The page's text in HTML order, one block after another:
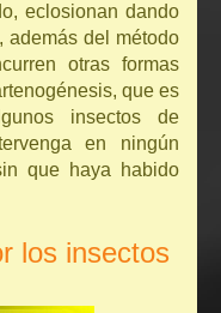
eclosionan dando
además del método
otras formas
que es
insectos de
en ningún
que haya habido
los insectos